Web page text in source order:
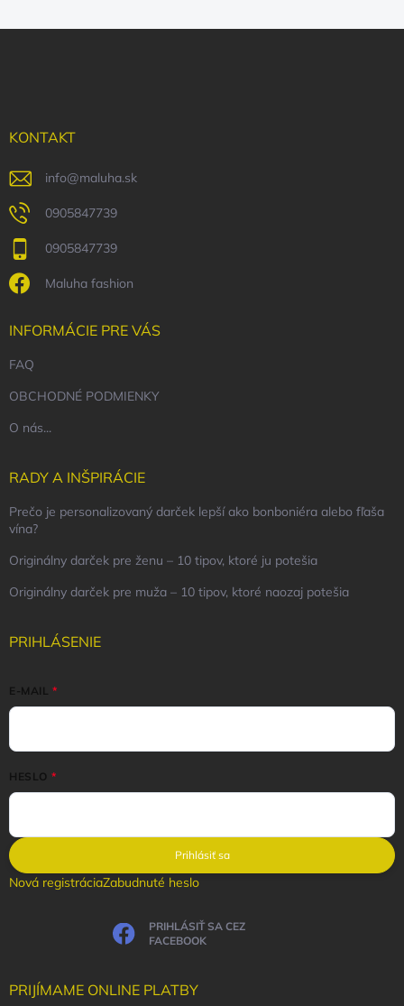
KONTAKT
info@maluha.sk
0905847739
0905847739
Maluha fashion
INFORMÁCIE PRE VÁS
FAQ
OBCHODNÉ PODMIENKY
O nás...
RADY A INŠPIRÁCIE
Prečo je personalizovaný darček lepší ako bonboniéra alebo fľaša
vína?
Originálny darček pre ženu – 10 tipov, ktoré ju potešia
Originálny darček pre muža – 10 tipov, ktoré naozaj potešia
PRIHLÁSENIE
E-MAIL
HESLO
Prihlásiť sa
Nová registráciaZabudnuté heslo
PRIHLÁSIŤ SA CEZ
FACEBOOK
PRIJÍMAME ONLINE PLATBY